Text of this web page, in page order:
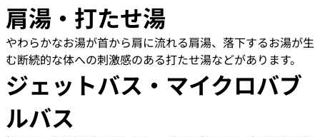
肩湯・打たせ湯
やわらかなお湯が首から肩に流れる肩湯、落下するお湯が生
む断続的な体への刺激感のある打たせ湯などがあります。
ジェットバス・マイクロバブ
ルバス